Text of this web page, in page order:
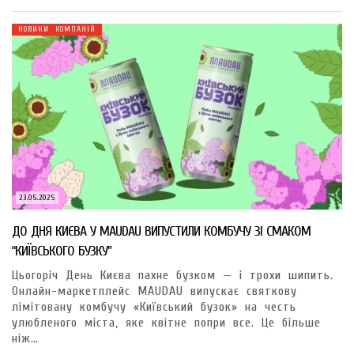
23.05.2025
НОВИНИ КОМПАНІЙ
ДО ДНЯ КИЄВА У MAUDAU ВИПУСТИЛИ КОМБУЧУ ЗІ СМАКОМ
“КИЇВСЬКОГО БУЗКУ”
Цьогоріч День Києва пахне бузком — і трохи шипить.
Онлайн-маркетплейс MAUDAU випускає святкову
лімітовану комбучу «Київський бузок» на честь
улюбленого міста, яке квітне попри все. Це більше
ніж…